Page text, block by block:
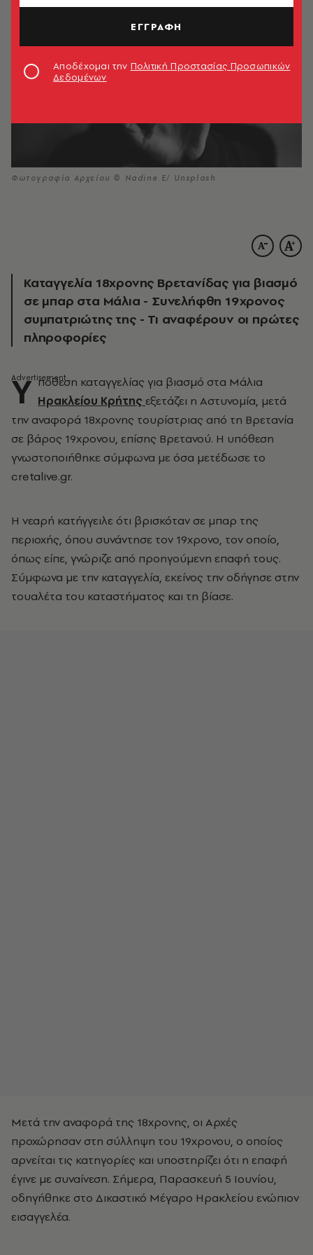
Φωτογραφία Αρχείου © Nadine E/ Unsplash
Καταγγελία 18χρονης Βρετανίδας για βιασμό
σε μπαρ στα Μάλια - Συνελήφθη 19χρονος
συμπατριώτης της - Τι αναφέρουν οι πρώτες
πληροφορίες
Υ πόθεση καταγγελίας για βιασμό στα Μάλια
Ηρακλείου Κρήτης εξετάζει η Αστυνομία, μετά
την αναφορά 18χρονης τουρίστριας από τη Βρετανία
σε βάρος 19χρονου, επίσης Βρετανού. Η υπόθεση
γνωστοποιήθηκε σύμφωνα με όσα μετέδωσε το
cretalive.gr.
Η νεαρή κατήγγειλε ότι βρισκόταν σε μπαρ της
περιοχής, όπου συνάντησε τον 19χρονο, τον οποίο,
όπως είπε, γνώριζε από προηγούμενη επαφή τους.
Σύμφωνα με την καταγγελία, εκείνος την οδήγησε στην
τουαλέτα του καταστήματος και τη βίασε.
Μετά την αναφορά της 18χρονης, οι Αρχές
προχώρησαν στη σύλληψη του 19χρονου, ο οποίος
αρνείται τις κατηγορίες και υποστηρίζει ότι η επαφή
έγινε με συναίνεση. Σήμερα, Παρασκευή 5 Ιουνίου,
οδηγήθηκε στο Δικαστικό Μέγαρο Ηρακλείου ενώπιον
εισαγγελέα.
ΕΓΓΡΑΦΗ
Αποδέχομαι την Πολιτική Προστασίας Προσωπικών
Δεδομένων